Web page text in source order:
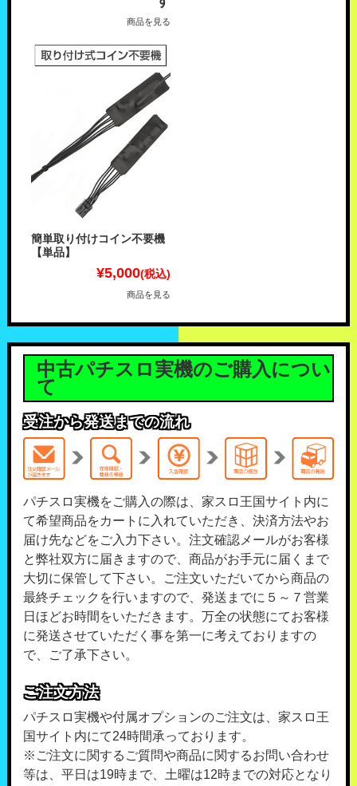
商品を見る
簡単取り付けコイン不要機
【単品】
¥5,000(税込)
商品を見る
中古パチスロ実機のご購入につい
て
受注から発送までの流れ
パチスロ実機をご購入の際は、家スロ王国サイト内に
て希望商品をカートに入れていただき、決済方法やお
届け先などをご入力下さい。注文確認メールがお客様
と弊社双方に届きますので、商品がお手元に届くまで
大切に保管して下さい。ご注文いただいてから商品の
最終チェックを行いますので、発送までに５～７営業
日ほどお時間をいただきます。万全の状態にてお客様
に発送させていただく事を第一に考えておりますの
で、ご了承下さい。
ご注文方法
パチスロ実機や付属オプションのご注文は、家スロ王
国サイト内にて24時間承っております。
※ご注文に関するご質問や商品に関するお問い合わせ
等は、平日は19時まで、土曜は12時までの対応となり